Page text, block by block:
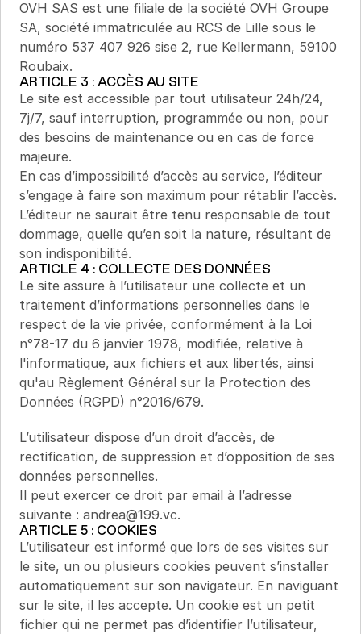
OVH SAS est une filiale de la société OVH Groupe
SA, société immatriculée au RCS de Lille sous le
numéro 537 407 926 sise 2, rue Kellermann, 59100
Roubaix.
ARTICLE 3 : ACCÈS AU SITE
Le site est accessible par tout utilisateur 24h/24,
7j/7, sauf interruption, programmée ou non, pour
des besoins de maintenance ou en cas de force
majeure.
En cas d’impossibilité d’accès au service, l’éditeur
s’engage à faire son maximum pour rétablir l’accès.
L’éditeur ne saurait être tenu responsable de tout
dommage, quelle qu’en soit la nature, résultant de
son indisponibilité.
ARTICLE 4 : COLLECTE DES DONNÉES
Le site assure à l’utilisateur une collecte et un
traitement d’informations personnelles dans le
respect de la vie privée, conformément à la Loi
n°78-17 du 6 janvier 1978, modifiée, relative à
l'informatique, aux fichiers et aux libertés, ainsi
qu'au Règlement Général sur la Protection des
Données (RGPD) n°2016/679.
L’utilisateur dispose d’un droit d’accès, de
rectification, de suppression et d’opposition de ses
données personnelles.
Il peut exercer ce droit par email à l’adresse
suivante : andrea@199.vc.
ARTICLE 5 : COOKIES
L’utilisateur est informé que lors de ses visites sur
le site, un ou plusieurs cookies peuvent s’installer
automatiquement sur son navigateur. En naviguant
sur le site, il les accepte. Un cookie est un petit
fichier qui ne permet pas d’identifier l’utilisateur,